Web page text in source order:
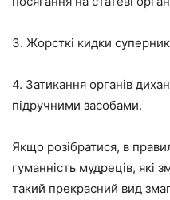
3. Жорсткі кидки
4. Затикання органів
підручними засобами.
Якщо розібратися, в
гуманність мудреців, які
такий прекрасний вид